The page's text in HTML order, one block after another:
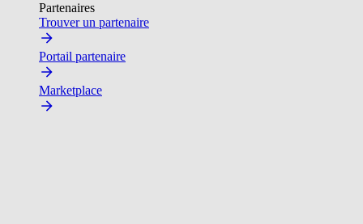
Partenaires
Trouver un partenaire
Portail partenaire
Marketplace